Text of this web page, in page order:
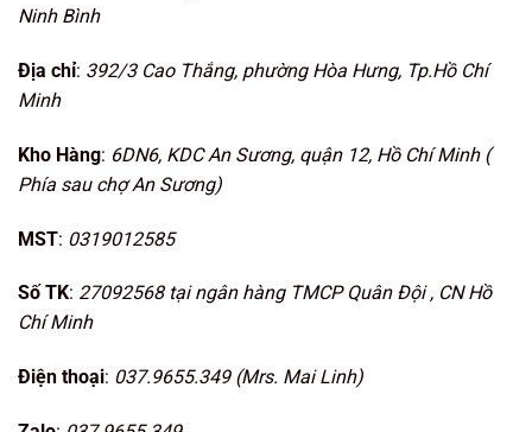
Ninh Bình
Địa chỉ: 392/3 Cao Thắng, phường Hòa Hưng, Tp.Hồ Chí
Minh
Kho Hàng: 6DN6, KDC An Sương, quận 12, Hồ Chí Minh (
Phía sau chợ An Sương)
MST: 0319012585
Số TK: 27092568 tại ngân hàng TMCP Quân Đội , CN Hồ
Chí Minh
Điện thoại: 037.9655.349 (Mrs. Mai Linh)